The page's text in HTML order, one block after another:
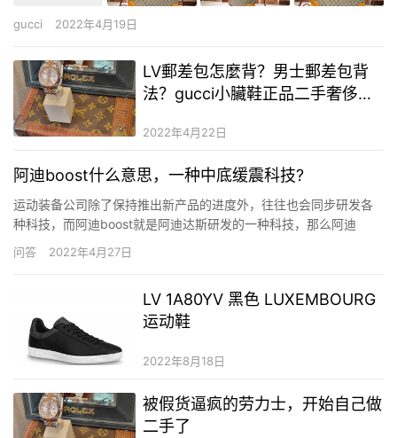
gucci 2022年4月19日
LV郵差包怎麼背？男士郵差包背
法？gucci小臟鞋正品二手奢侈品
2022年4月22日
阿迪boost什么意思，一种中底缓震科技?
运动装备公司除了保持推出新产品的进度外，往往也会同步研发各
种科技，而阿迪boost就是阿迪达斯研发的一种科技，那么阿迪
boost究竟是什么意思呢?下面她时代小编就带来了关于adidas
问答 2022年4月27日
LV 1A80YV 黑色 LUXEMBOURG
运动鞋
2022年8月18日
被假货逼疯的劳力士，开始自己做
二手了